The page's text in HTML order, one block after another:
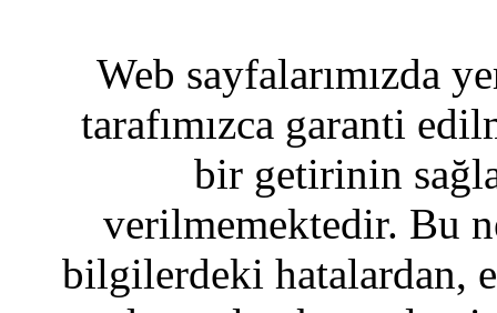
Web sayfalarımızda
tarafımızca garanti
bir getirinin
verilmemektedir. Bu
bilgilerdeki hatalardan,